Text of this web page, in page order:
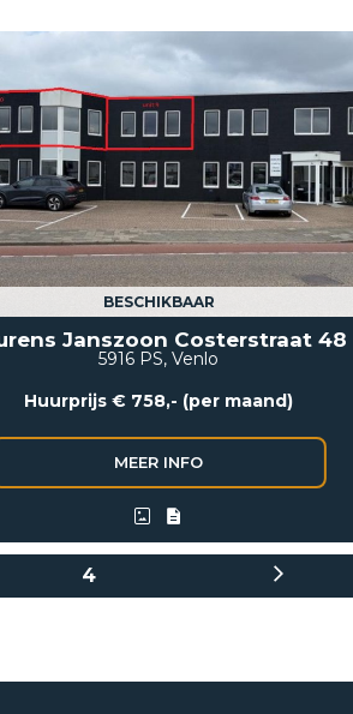
BESCHIKBAAR
Janszoon Costerstraat 48
5916 PS, Venlo
Huurprijs € 758,- (per maand)
4